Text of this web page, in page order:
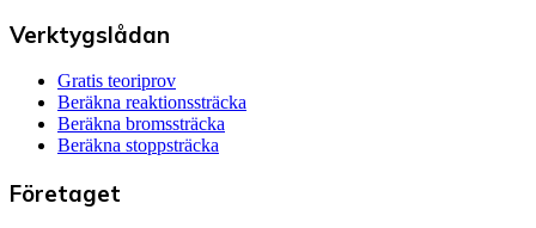
Verktygslådan
Gratis teoriprov
Beräkna reaktionssträcka
Beräkna bromssträcka
Beräkna stoppsträcka
Företaget